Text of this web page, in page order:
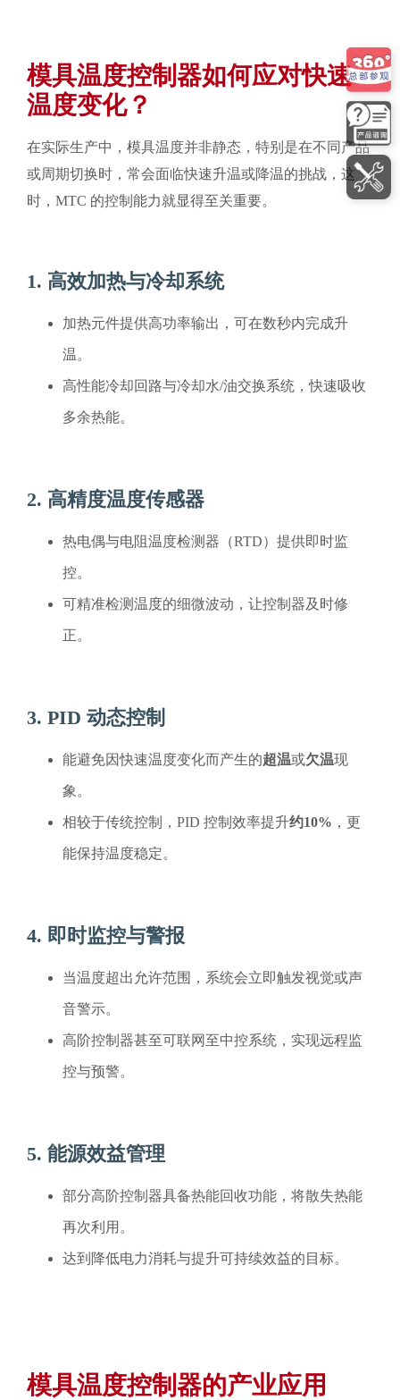
模具温度控制器如何应对快速
温度变化？
在实际生产中，模具温度并非静态，特别是在不同产品
或周期切换时，常会面临快速升温或降温的挑战，这
时，MTC 的控制能力就显得至关重要。
1. 高效加热与冷却系统
加热元件提供高功率输出，可在数秒内完成升
温。
高性能冷却回路与冷却水/油交换系统，快速吸收
多余热能。
2. 高精度温度传感器
热电偶与电阻温度检测器（RTD）提供即时监
控。
可精准检测温度的细微波动，让控制器及时修
正。
3. PID 动态控制
能避免因快速温度变化而产生的超温或欠温现
象。
相较于传统控制，PID 控制效率提升约10% ，更
能保持温度稳定。
4. 即时监控与警报
当温度超出允许范围，系统会立即触发视觉或声
音警示。
高阶控制器甚至可联网至中控系统，实现远程监
控与预警。
5. 能源效益管理
部分高阶控制器具备热能回收功能，将散失热能
再次利用。
达到降低电力消耗与提升可持续效益的目标。
模具温度控制器的产业应用